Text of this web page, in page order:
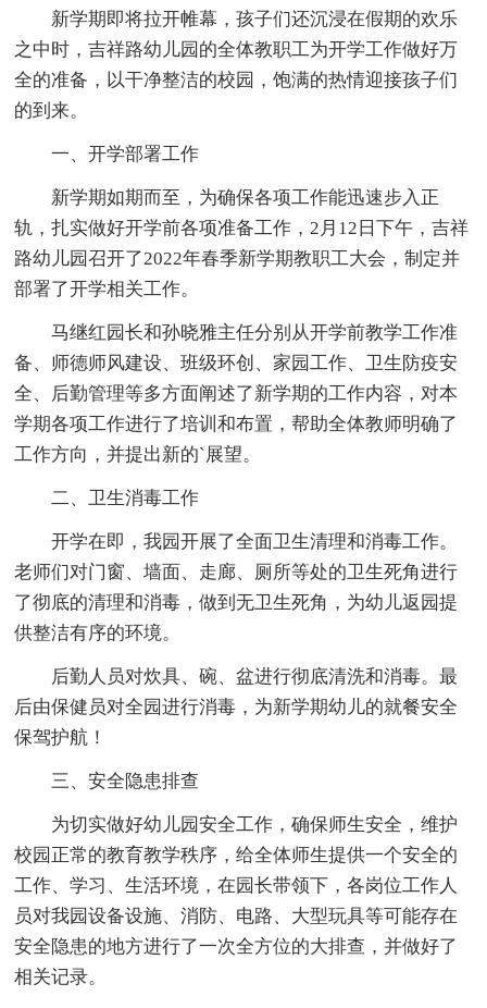
新学期即将拉开帷幕，孩子们还沉浸在假期的欢乐
之中时，吉祥路幼儿园的全体教职工为开学工作做好万
全的准备，以干净整洁的校园，饱满的热情迎接孩子们
的到来。
一、开学部署工作
新学期如期而至，为确保各项工作能迅速步入正
轨，扎实做好开学前各项准备工作，2月12日下午，吉祥
路幼儿园召开了2022年春季新学期教职工大会，制定并
部署了开学相关工作。
马继红园长和孙晓雅主任分别从开学前教学工作准
备、师德师风建设、班级环创、家园工作、卫生防疫安
全、后勤管理等多方面阐述了新学期的工作内容，对本
学期各项工作进行了培训和布置，帮助全体教师明确了
工作方向，并提出新的`展望。
二、卫生消毒工作
开学在即，我园开展了全面卫生清理和消毒工作。
老师们对门窗、墙面、走廊、厕所等处的卫生死角进行
了彻底的清理和消毒，做到无卫生死角，为幼儿返园提
供整洁有序的环境。
后勤人员对炊具、碗、盆进行彻底清洗和消毒。最
后由保健员对全园进行消毒，为新学期幼儿的就餐安全
保驾护航！
三、安全隐患排查
为切实做好幼儿园安全工作，确保师生安全，维护
校园正常的教育教学秩序，给全体师生提供一个安全的
工作、学习、生活环境，在园长带领下，各岗位工作人
员对我园设备设施、消防、电路、大型玩具等可能存在
安全隐患的地方进行了一次全方位的大排查，并做好了
相关记录。